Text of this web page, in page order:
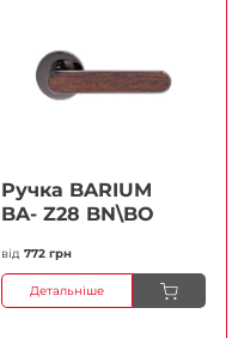
Ручка BARIUM
BA- Z28 BN\BO
від 772 грн
Детальніше